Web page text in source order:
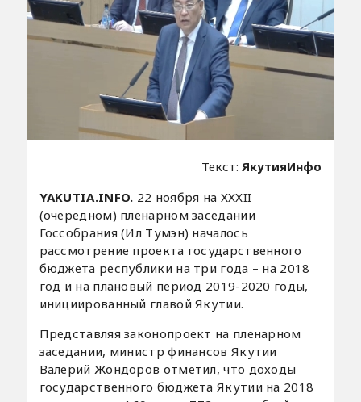
Текст:ЯкутияИнфо
YAKUTIA.INFO. 22 ноября на ХХХII
(очередном) пленарном заседании
Госсобрания (Ил Тумэн) началось
рассмотрение проекта государственного
бюджета республики на три года – на 2018
год и на плановый период 2019-2020 годы,
инициированный главой Якутии.
Представляя законопроект на пленарном
заседании, министр финансов Якутии
Валерий Жондоров отметил, что доходы
государственного бюджета Якутии на 2018